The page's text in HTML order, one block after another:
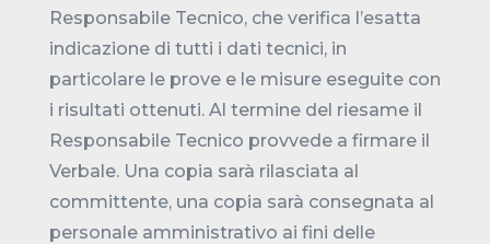
Responsabile Tecnico, che verifica l’esatta
indicazione di tutti i dati tecnici, in
particolare le prove e le misure eseguite con
i risultati ottenuti. Al termine del riesame il
Responsabile Tecnico provvede a firmare il
Verbale. Una copia sarà rilasciata al
committente, una copia sarà consegnata al
personale amministrativo ai fini delle